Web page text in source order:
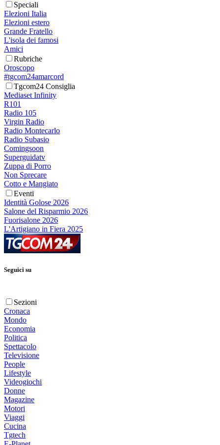
Speciali
Elezioni Italia
Elezioni estero
Grande Fratello
L'isola dei famosi
Amici
Rubriche
Oroscopo
#tgcom24amarcord
Tgcom24 Consiglia
Mediaset Infinity
R101
Radio 105
Virgin Radio
Radio Montecarlo
Radio Subasio
Comingsoon
Superguidatv
Zuppa di Porro
Non Sprecare
Cotto e Mangiato
Eventi
Identità Golose 2026
Salone del Risparmio 2026
Fuorisalone 2026
L'Artigiano in Fiera 2025
Seguici su
Sezioni
Cronaca
Mondo
Economia
Politica
Spettacolo
Televisione
People
Lifestyle
Videogiochi
Donne
Magazine
Motori
Viaggi
Cucina
Tgtech